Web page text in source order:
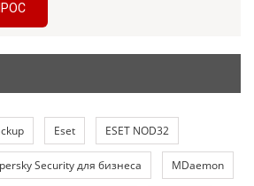
Eset ESET NOD32
Security для бизнеса MDaemon